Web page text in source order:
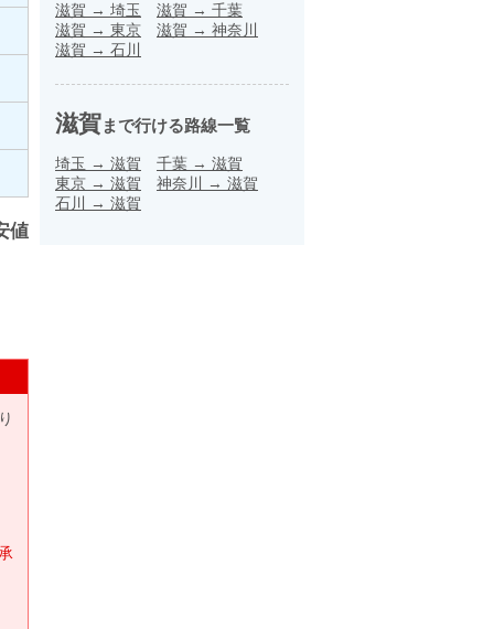
値
滋賀 → 埼玉 滋賀 → 千葉
滋賀 → 東京 滋賀 → 神奈川
滋賀 → 石川
滋賀まで行ける路線一覧
埼玉 → 滋賀 千葉 → 滋賀
東京 → 滋賀 神奈川 → 滋賀
石川
→ 滋賀